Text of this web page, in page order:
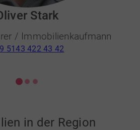
Stark
/ Immobilienkaufmann
5143 422 43 42
in der Region